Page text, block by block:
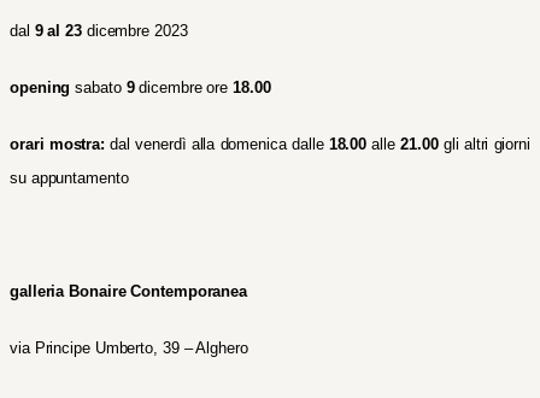
dal 9 al 23dicembre 2023
opening sabato 9dicembre ore18.00
orari mostra:dal venerdì alla domenica dalle18.00alle21.00 gli altri giorni
su appuntamento
galleria Bonaire Contemporanea
via Principe Umberto, 39 – Alghero